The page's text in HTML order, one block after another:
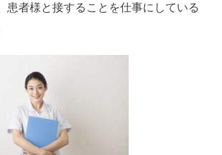
患者様と接することを仕事にしている